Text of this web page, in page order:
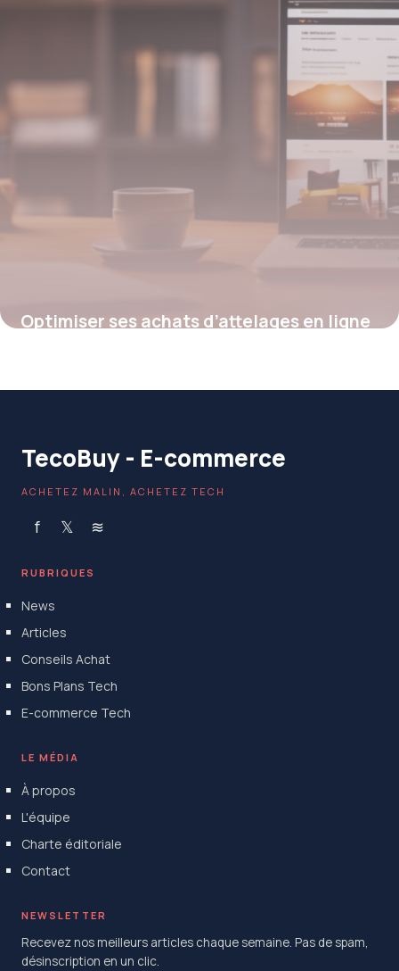
Optimiser ses achats d’attelages en ligne
TecoBuy - E-commerce
ACHETEZ MALIN, ACHETEZ TECH
f 𝕏 ≋
RUBRIQUES
News
Articles
Conseils Achat
Bons Plans Tech
E-commerce Tech
LE MÉDIA
À propos
L'équipe
Charte éditoriale
Contact
NEWSLETTER
Recevez nos meilleurs articles chaque semaine. Pas de spam,
désinscription en un clic.